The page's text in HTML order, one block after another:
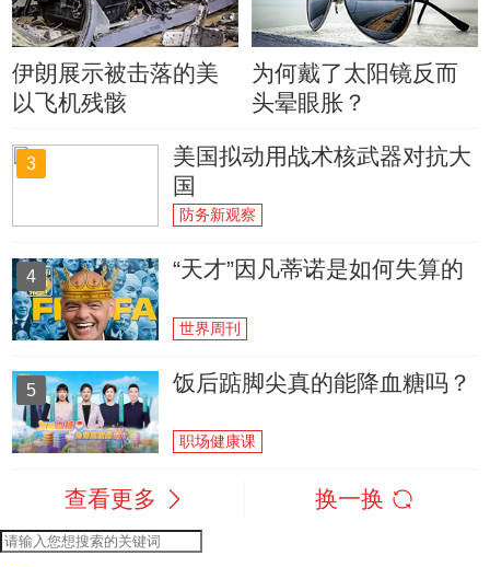
伊朗展示被击落的美
以飞机残骸
为何戴了太阳镜反而
头晕眼胀？
3
美国拟动用战术核武器对抗大
国
防务新观察
4 “天才”因凡蒂诺是如何失算的
世界周刊
5 饭后踮脚尖真的能降血糖吗？
职场健康课
查看更多 换一换